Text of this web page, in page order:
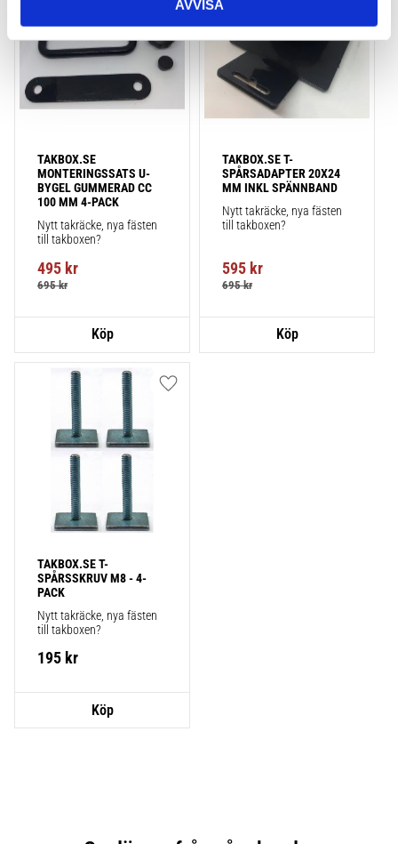
AVVISA
TAKBOX.SE
MONTERINGSSATS U-
BYGEL GUMMERAD CC
100 MM 4-PACK
Nytt takräcke, nya fästen
till takboxen?
495 kr
695kr
TAKBOX.SE T-
SPÅRSADAPTER 20X24
MM INKL SPÄNNBAND
Nytt takräcke, nya fästen
till takboxen?
595 kr
695kr
TAKBOX.SE T-
SPÅRSSKRUV M8 - 4-
PACK
Nytt takräcke, nya fästen
till takboxen?
195 kr
Lägg till i favoriter